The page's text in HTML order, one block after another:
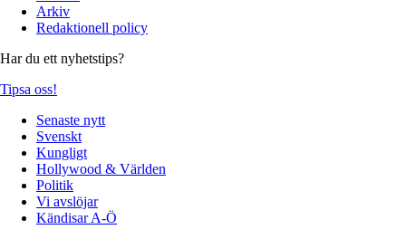
Arkiv
Redaktionell policy
Har du ett nyhetstips?
Tipsa oss!
Senaste nytt
Svenskt
Kungligt
Hollywood & Världen
Politik
Vi avslöjar
Kändisar A-Ö